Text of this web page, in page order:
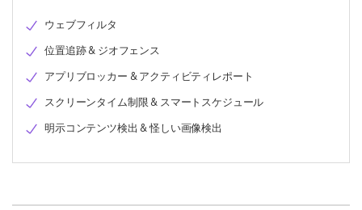
ウェブフィルタ
位置追跡 & ジオフェンス
アプリブロッカー & アクティビティレポート
スクリーンタイム制限 & スマートスケジュール
明示コンテンツ検出 & 怪しい画像検出